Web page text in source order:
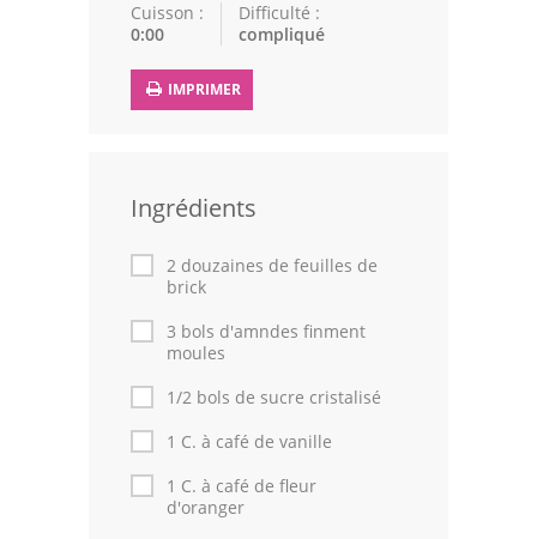
Viandes
Poissons
Cuisines Orientales
Recettes marocaine
Cuisine Algérienne
Cuisine Tunisienne
Cuisine Juive
Cuisine Libanaise
Cuisson :
0:00
Difficulté :
compliqué
IMPRIMER
Ingrédients
2 douzaines de feuilles de
brick
3 bols d'amndes finment
moules
1/2 bols de sucre cristalisé
1 C. à café de vanille
1 C. à café de fleur
d'oranger